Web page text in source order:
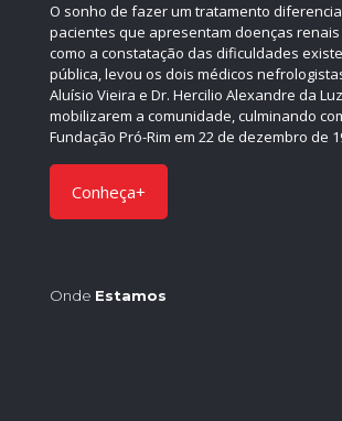
O sonho de fazer um tratamento
pacientes que apresentam doenças renais
como a constatação das dificuldades
pública, levou os dois médicos
Aluísio Vieira e Dr. Hercilio Alexandre da
mobilizarem a comunidade, culminando
Fundação Pró-Rim em 22 de dezembro de
Conheça+
Onde Estamos